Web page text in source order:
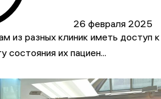
26 февраля 2025
из разных клиник иметь доступ к
состояния их пациен...